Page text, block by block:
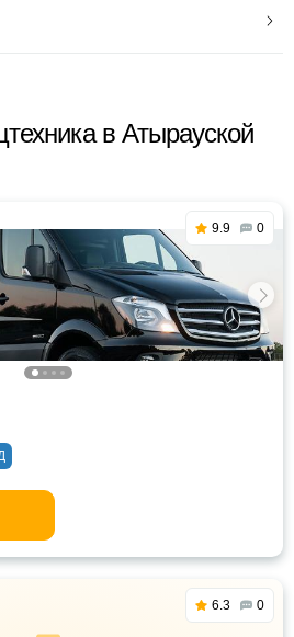
в Атырауской
9.9 0
6.3 0